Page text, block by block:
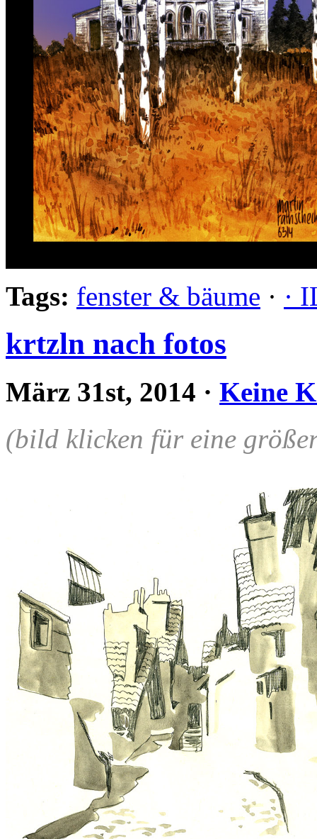
Tags: fenster & bäume · ·
krtzln nach fotos
März 31st, 2014 · Keine
(bild klicken für eine